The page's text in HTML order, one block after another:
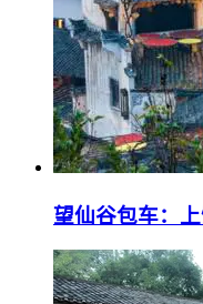
望仙谷包车：